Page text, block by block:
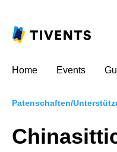
Home Events
Patenschaften/